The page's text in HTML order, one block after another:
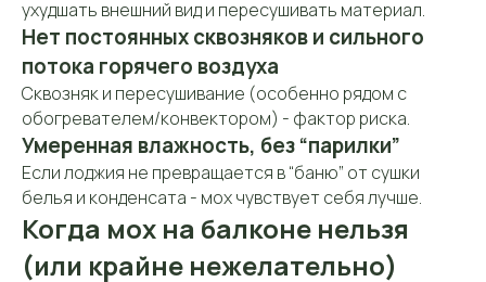
ухудшать внешний вид и пересушивать материал.
Нет постоянных сквозняков и сильного
потока горячего воздуха
Сквозняк и пересушивание (особенно рядом с
обогревателем/конвектором) - фактор риска.
Умеренная влажность, без “парилки”
Если лоджия не превращается в “баню” от сушки
белья и конденсата - мох чувствует себя лучше.
Когда мох на балконе нельзя
(или крайне нежелательно)